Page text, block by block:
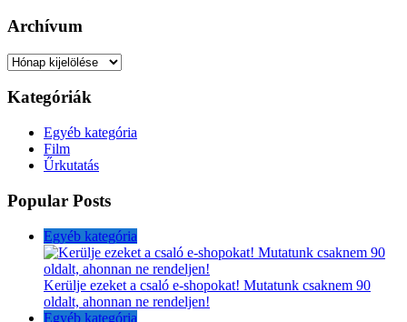
Archívum
Archívum
Kategóriák
Egyéb kategória
Film
Űrkutatás
Popular Posts
Egyéb kategória
Kerülje ezeket a csaló e-shopokat! Mutatunk csaknem 90
oldalt, ahonnan ne rendeljen!
Egyéb kategória